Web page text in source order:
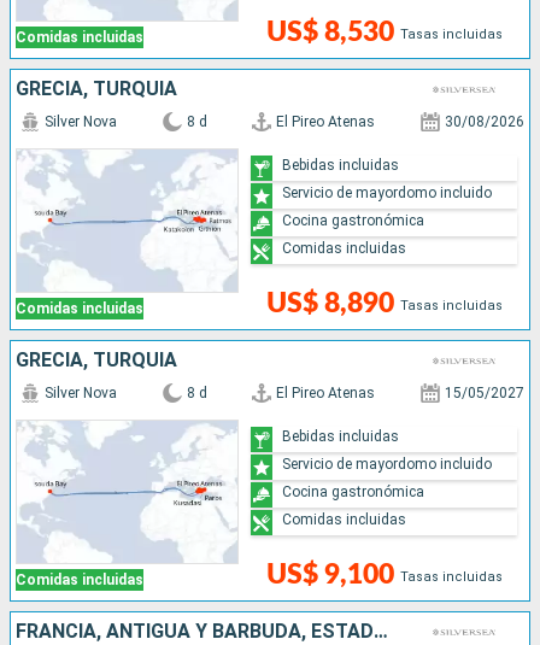
Comidas incluidas US$ 8,530 Tasas incluidas
GRECIA, TURQUÍA
Comidas incluidas
Silver Nova 8 d El Pireo Atenas 30/08/2026
US$ 8,890 Tasas incluidas
Bebidas incluidas
Servicio de mayordomo incluido
Cocina gastronómica
Comidas incluidas
GRECIA, TURQUÍA
Comidas incluidas
Silver Nova 8 d El Pireo Atenas 15/05/2027
US$ 9,100 Tasas incluidas
Bebidas incluidas
Servicio de mayordomo incluido
Cocina gastronómica
Comidas incluidas
FRANCIA, ANTIGUA Y BARBUDA, ESTADOS UNIDOS